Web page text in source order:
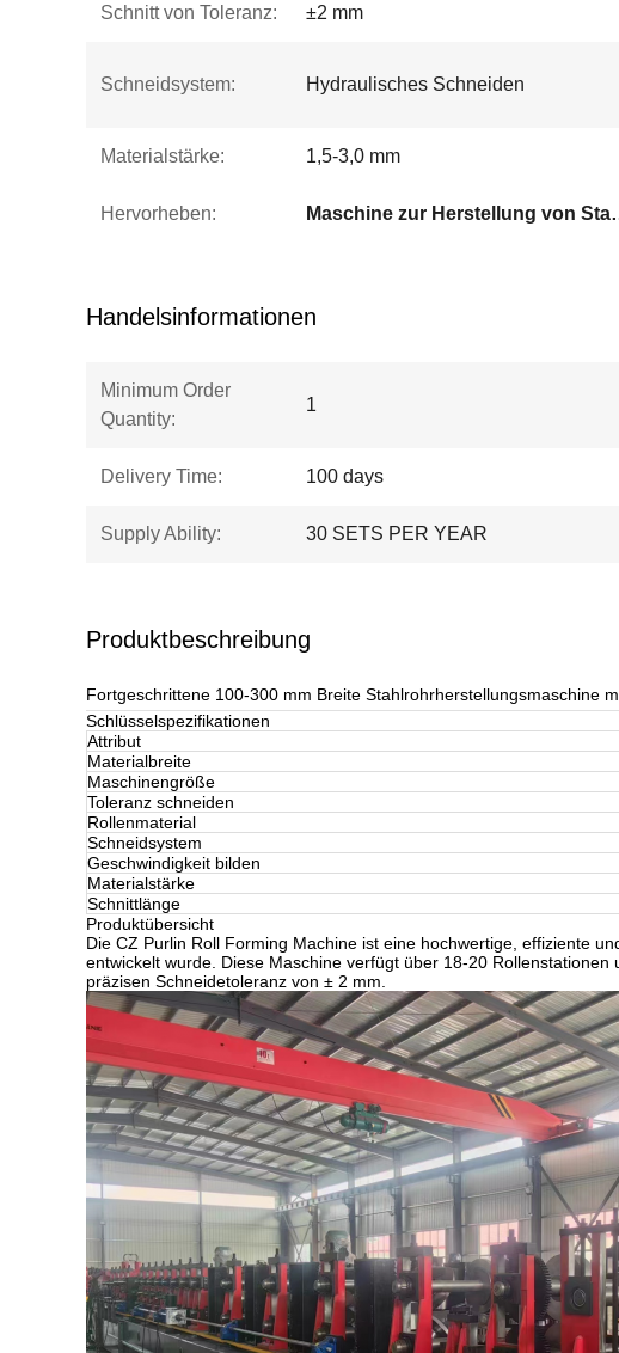
Schnitt von Toleranz: ±2 mm
Schneidsystem: Hydraulisches Schneiden
Materialstärke: 1,5-3,0 mm
Hervorheben: Maschine
Handelsinformationen
Minimum Order
Quantity:
1
Delivery Time: 100 days
Supply Ability: 30 SETS PER YEAR
Produktbeschreibung
Fortgeschrittene 100-300 mm Breite Stahlrohrherstellungsmaschine
Schlüsselspezifikationen
Attribut
Materialbreite
Maschinengröße
Toleranz schneiden
Rollenmaterial
Schneidsystem
Geschwindigkeit bilden
Materialstärke
Schnittlänge
Produktübersicht
Die CZ Purlin Roll Forming Machine ist eine hochwertige, effiziente
entwickelt wurde. Diese Maschine verfügt über 18-20
präzisen Schneidetoleranz von ± 2 mm.